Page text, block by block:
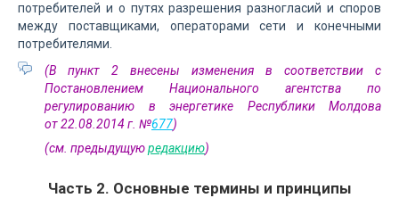
потребителей и о путях разрешения разногласий и споров
между поставщиками, операторами сети и конечными
потребителями.
(В пункт 2 внесены изменения в соответствии с
Постановлением Национального агентства по
регулированию в энергетике Республики Молдова
от 22.08.2014 г. №677)
(см. предыдущуюредакцию)
Часть 2. Основные термины и принципы